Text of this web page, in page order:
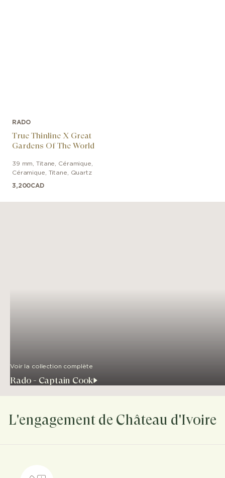
RADO
True Thinline X Great
Gardens Of The World
39 mm,Titane, Céramique,
Céramique, Titane, Quartz
3,200CAD
Voir la collection complète
Rado - Captain Cook
L'engagement de Château d'Ivoire